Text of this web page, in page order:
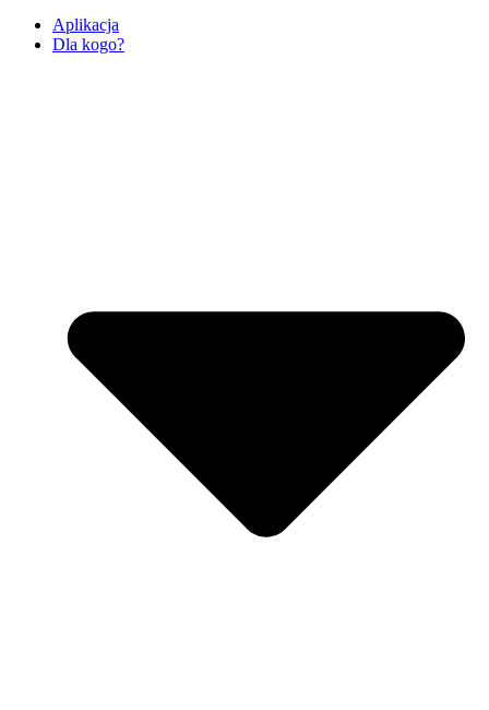
Aplikacja
Dla kogo?